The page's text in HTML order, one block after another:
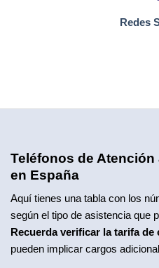
Redes
Teléfonos de
en España
Aquí tienes una tabla con los
según el tipo de asistencia que
Recuerda verificar la tarifa de
pueden implicar cargos